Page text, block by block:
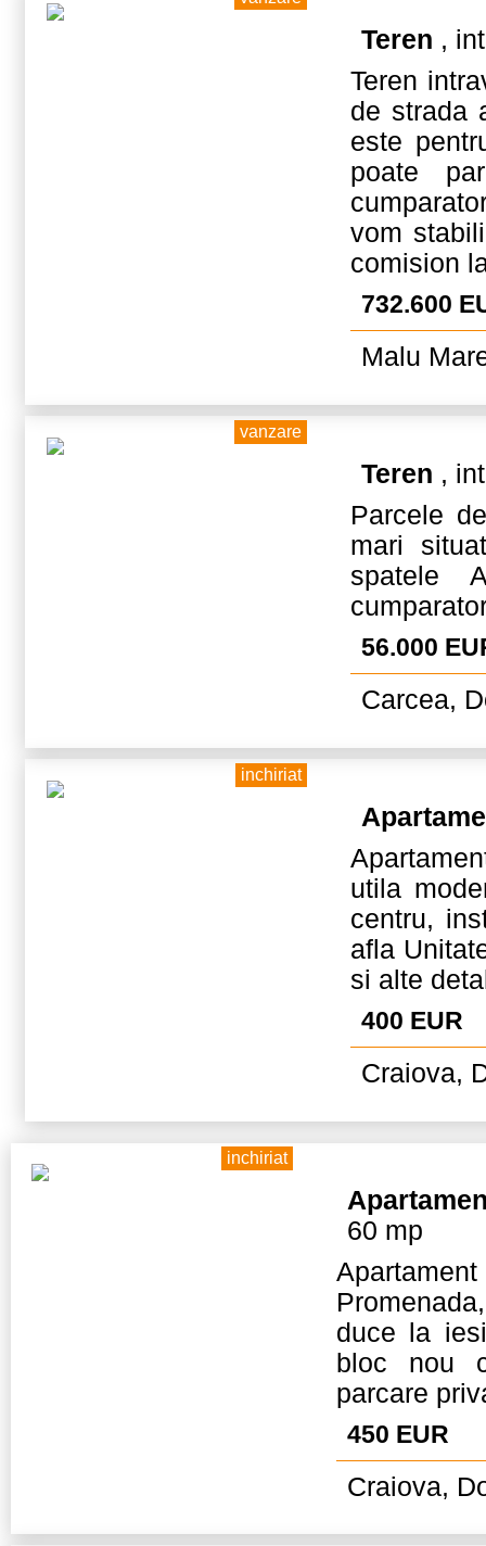
Teren ,
Teren
de strada
este
poate
vom
comision
732.600
Malu
vanzare
Teren ,
Parcele
mari
spatele
56.000
Carcea,
inchiriat
utila
centru,
afla
si alte
400 EUR
Craiova,
inchiriat
60 mp
duce la
bloc nou
parcare
450 EUR
Craiova,